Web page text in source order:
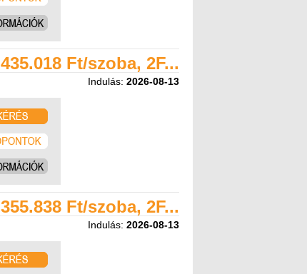
435.018 Ft/szoba, 2F...
Indulás: 2026-08-13
355.838 Ft/szoba, 2F...
Indulás: 2026-08-13